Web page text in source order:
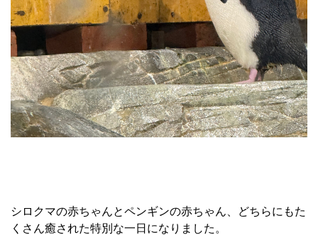
シロクマの赤ちゃんとペンギンの赤ちゃん、どちらにもた
くさん癒された特別な一日になりました。